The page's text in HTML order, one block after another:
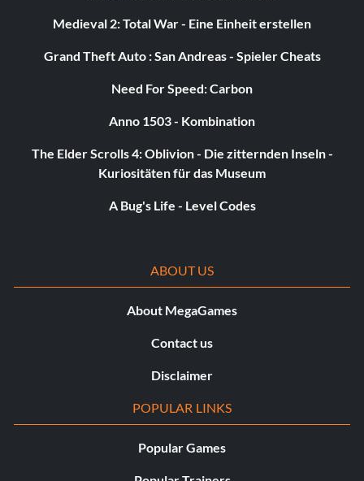
Medieval 2: Total War - Eine Einheit erstellen
Grand Theft Auto : San Andreas - Spieler Cheats
Need For Speed: Carbon
Anno 1503 - Kombination
The Elder Scrolls 4: Oblivion - Die zitternden Inseln -
Kuriositäten für das Museum
A Bug's Life - Level Codes
ABOUT US
About MegaGames
Contact us
Disclaimer
POPULAR LINKS
Popular Games